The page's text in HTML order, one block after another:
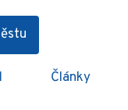
Články